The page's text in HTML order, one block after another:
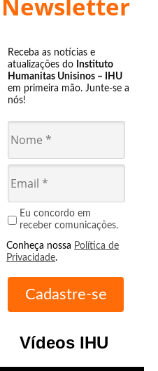
Newsletter
Receba as notícias e
atualizações do Instituto
Humanitas Unisinos – IHU
em primeira mão. Junte-se a
nós!
Eu concordo em
receber comunicações.
Conheça nossa Política de
Privacidade.
Vídeos IHU